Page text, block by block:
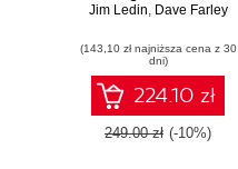
Learn x86, ARM,
architectures and
the design of
smartphones,
PCs, and cloud
servers - Second
Jim Ledin, Dave Farley
(143,10 zł najniższa cena z 30
dni)
224.10 zł
249.00 zł (-10%)